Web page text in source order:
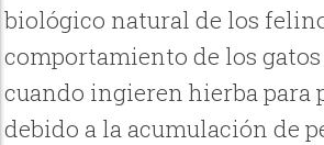
biológico natural de los
comportamiento de los
cuando ingieren hierba para
debido a la acumulación de